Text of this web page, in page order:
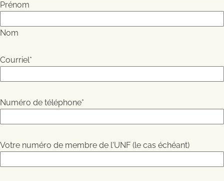
Prénom
Nom
Courriel*
Numéro de téléphone*
Votre numéro de membre de l'UNF (le cas échéant)